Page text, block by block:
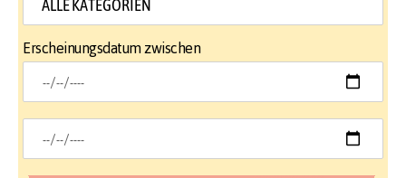
Erscheinungsdatum zwischen